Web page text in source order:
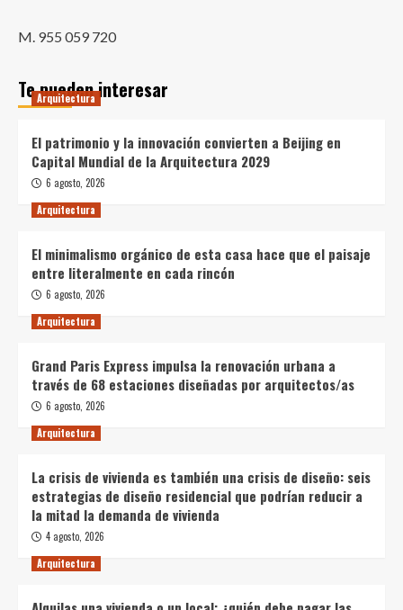
M. 955 059 720
Te pueden interesar
Arquitectura
El patrimonio y la innovación convierten a Beijing en
Capital Mundial de la Arquitectura 2029
6 agosto, 2026
Arquitectura
El minimalismo orgánico de esta casa hace que el paisaje
entre literalmente en cada rincón
6 agosto, 2026
Arquitectura
Grand Paris Express impulsa la renovación urbana a
través de 68 estaciones diseñadas por arquitectos/as
6 agosto, 2026
Arquitectura
La crisis de vivienda es también una crisis de diseño: seis
estrategias de diseño residencial que podrían reducir a
la mitad la demanda de vivienda
4 agosto, 2026
Arquitectura